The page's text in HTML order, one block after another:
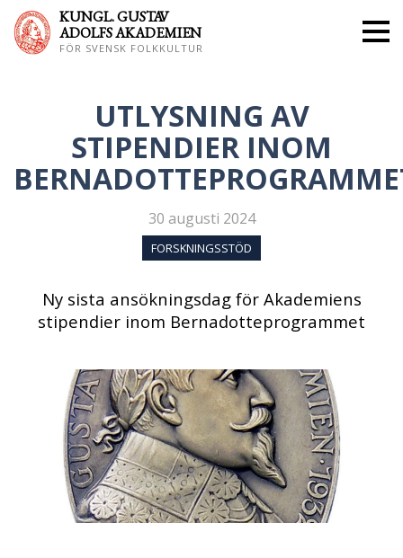
KUNGL. GUSTAV
ADOLFS AKADEMIEN
FÖR SVENSK FOLKKULTUR
UTLYSNING AV
STIPENDIER INOM
30 augusti 2024
FORSKNINGSSTÖD
Ny sista ansökningsdag för Akademiens
stipendier inom Bernadotteprogrammet